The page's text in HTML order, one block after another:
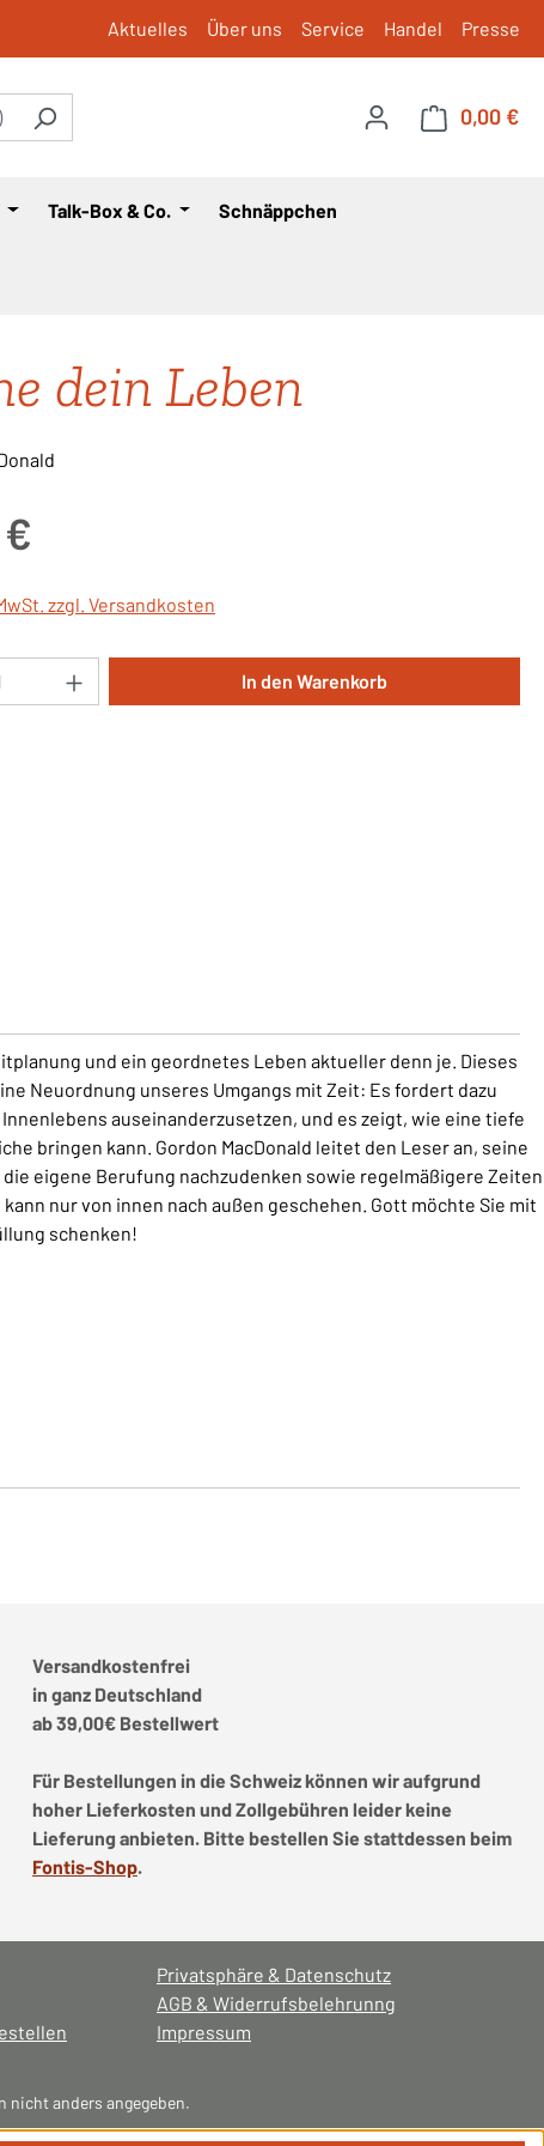
Aktuelles Über uns Service Handel Presse
0,00 €
Talk-Box & Co. Schnäppchen
dein Leben
zzgl. Versandkosten
Anzahl: Gib den gewünschten Wert ein
In den Warenkorb
und ein geordnetes Leben aktueller denn je. Dieses
Neuordnung unseres Umgangs mit Zeit: Es fordert dazu
auseinanderzusetzen, und es zeigt, wie eine tiefe
bringen kann. Gordon MacDonald leitet den Leser an, seine
eigene Berufung nachzudenken sowie regelmäßigere Zeiten
nur von innen nach außen geschehen. Gott möchte Sie mit
schenken!
Versandkostenfrei
in ganz Deutschland
ab 39,00€ Bestellwert
Für Bestellungen in die Schweiz können wir aufgrund
hoher Lieferkosten und Zollgebühren leider keine
Lieferung anbieten. Bitte bestellen Sie stattdessen beim
Fontis-Shop.
Privatsphäre & Datenschutz
AGB & Widerrufsbelehrunng
Impressum
nicht anders angegeben.